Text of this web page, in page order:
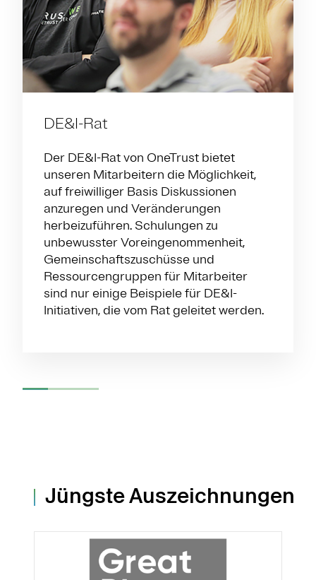
DE&I-Rat
Der DE&I-Rat von OneTrust bietet
unseren Mitarbeitern die Möglichkeit,
auf freiwilliger Basis Diskussionen
anzuregen und Veränderungen
herbeizuführen. Schulungen zu
unbewusster Voreingenommenheit,
Gemeinschaftszuschüsse und
Ressourcengruppen für Mitarbeiter
sind nur einige Beispiele für DE&I-
Initiativen, die vom Rat geleitet werden.
Jüngste Auszeichnungen